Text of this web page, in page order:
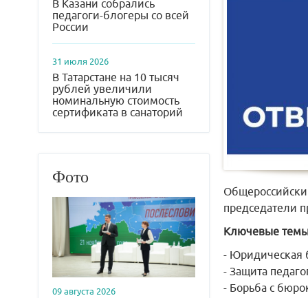
В Казани собрались
педагоги-блогеры со всей
России
31 июля 2026
В Татарстане на 10 тысяч
рублей увеличили
номинальную стоимость
сертификата в санаторий
Фото
09 августа 2026
председатели
Ключевые
- Юридическая
- Защита
- Борьба с